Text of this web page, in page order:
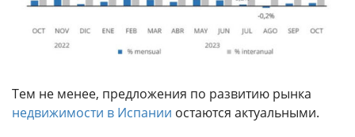
Тем не менее, предложения по развитию рынка
недвижимости в Испании остаются актуальными.